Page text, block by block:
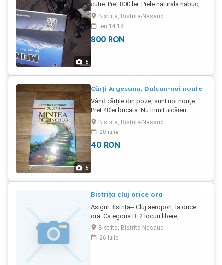
6
cutie. Pret 800 lei. Piele naturala nabuc,
Brown, talpa Vibram. Calitate deosebita,
made in Germania. Mai multe poze la
cerere pe wtsp. Trimit dar rog
seriozitate.
Bistrita, Bistrita-Nasaud
ieri 14:18
800 RON
6
Cărți Argesanu, Dulcan-noi noute
Vând cărțile din poze, sunt noi nouțe.
Pret 40lei bucata. Nu trimit nicăieri.
Bistrita, Bistrita-Nasaud
28 iulie
40 RON
Bistrița cluj orice ora
Asigur Bistrița-- Cluj aeroport, la orice
ora. Categoria B. 2 locuri libere,
portbagaj mediu liber. Ford focus. Ofer
solicit maxima seriozitate. Ai avion? Nu
ai cu ce merge? Ai un medic, o urgenta?
Bistrita, Bistrita-Nasaud
26 iulie